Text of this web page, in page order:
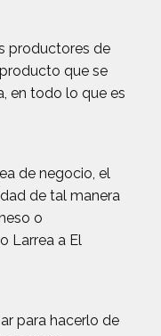
productores de
que se
en todo lo que es
de negocio, el
de tal manera
o
Larrea a El
para hacerlo de